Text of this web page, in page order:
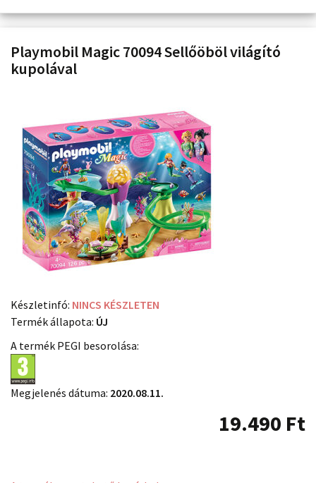
Playmobil Magic 70094 Sellőöböl világító
kupolával
Készletinfó: NINCS KÉSZLETEN
Termék állapota: ÚJ
A termék PEGI besorolása:
Megjelenés dátuma: 2020.08.11.
19.490 Ft